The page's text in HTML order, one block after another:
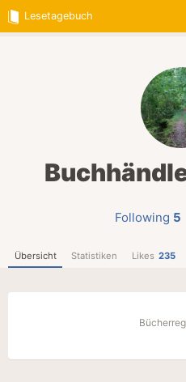
Lesetagebuch
Following 5
Übersicht Statistiken Likes 235